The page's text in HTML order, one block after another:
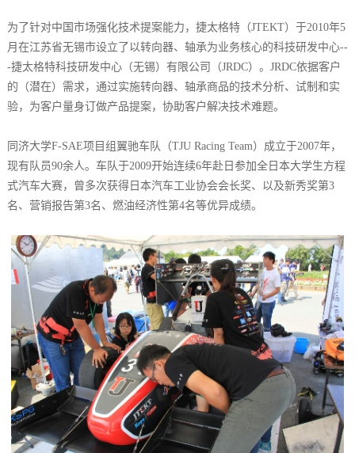
为了针对中国市场强化技术提案能力，捷太格特（JTEKT）于2010年5
月在江苏省无锡市设立了以转向器、轴承为业务核心的科技研发中心--
-捷太格特科技研发中心（无锡）有限公司（JRDC）。JRDC依据客户
的（潜在）需求，通过实施转向器、轴承商品的技术分析、试制和实
验，为客户量身订做产品提案，协助客户解决技术难题。
同济大学F-SAE项目组翼驰车队（TJU Racing Team）成立于2007年，
现有队员90余人。车队于2009开始连续6年赴日参加全日本大学生方程
式汽车大赛，曾多次获得日本汽车工业协会会长奖、以及新秀奖第3
名、营销报告第3名、燃油经济性第4名等优异成绩。